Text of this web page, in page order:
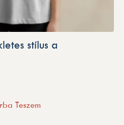
stílus a
Teszem